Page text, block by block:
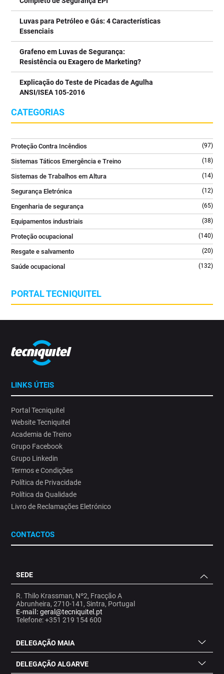
✔️ Difusor ergonómico para aplicação segura e precisa
✔️ Equipamento robusto e preparado para ambientes
⠀⠀⠀⠀⠀⠀⠀⠀⠀⠀
Uma solução essencial para escritórios, salas técnicas, indústria
e espaços com equipamentos críticos.
⠀⠀⠀⠀⠀⠀⠀⠀⠀⠀
👉 Saiba mais no link da bio @tecniquitel
#ProteçãoContraIncendios #GLORIA
2 0
Luvas para Petróleo e Gás: 4 Características
Essenciais
Grafeno em Luvas de Segurança:
Resistência ou Exagero de Marketing?
Explicação do Teste de Picadas de Agulha
ANSI/ISEA 105-2016
CATEGORIAS
Proteção Contra Incêndios (97)
Sistemas Táticos Emergência e Treino (18)
Sistemas de Trabalhos em Altura (14)
Segurança Eletrónica (12)
Engenharia de segurança (65)
Equipamentos industriais (38)
Proteção ocupacional (140)
Resgate e salvamento (20)
Saúde ocupacional (132)
PORTAL TECNIQUITEL
LINKS ÚTEIS
Portal Tecniquitel
Website Tecniquitel
Academia de Treino
Grupo Facebook
Grupo Linkedin
Termos e Condições
Política de Privacidade
Política da Qualidade
Livro de Reclamações Eletrónico
CONTACTOS
SEDE
R. Thilo Krassman, Nº2, Fracção A
Abrunheira, 2710-141, Sintra, Portugal
E-mail: geral@tecniquitel.pt
Telefone: +351 219 154 600
DELEGAÇÃO MAIA
DELEGAÇÃO ALGARVE